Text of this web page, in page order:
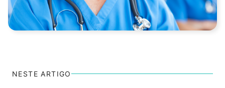
NESTE ARTIGO